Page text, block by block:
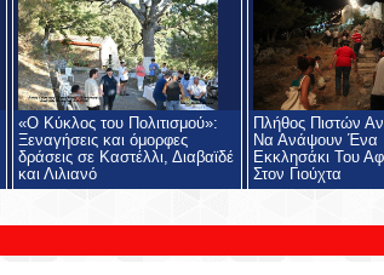
«Ο Κύκλος του Πολιτισμού»:
Ξεναγήσεις και όμορφες
δράσεις σε Καστέλλι, Διαβαϊδέ
και Λιλιανό
Πλήθος Πιστών
Να Ανάψουν Ένα
Εκκλησάκι Του
Στον Γιούχτα